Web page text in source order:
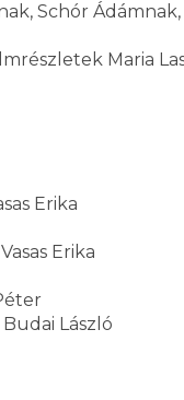
Schór
Maria
Erika
Erika
László